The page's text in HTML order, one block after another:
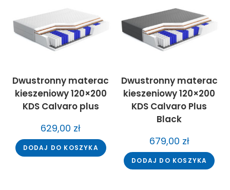
Dwustronny materac
kieszeniowy 120×200
KDS Calvaro plus
629,00 zł
DODAJ DO KOSZYKA
Dwustronny materac
kieszeniowy 120×200
KDS Calvaro Plus
Black
679,00 zł
DODAJ DO KOSZYKA